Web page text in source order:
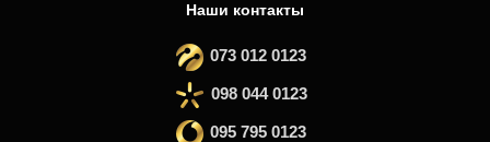
Наши контакты
073 012 0123
098 044 0123
095 795 0123